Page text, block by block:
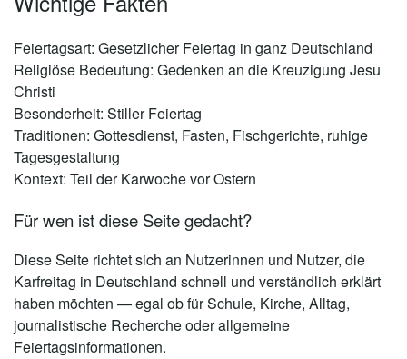
Feiertagsart: Gesetzlicher Feiertag in ganz Deutschland
Religiöse Bedeutung: Gedenken an die Kreuzigung Jesu
Christi
Besonderheit: Stiller Feiertag
Traditionen: Gottesdienst, Fasten, Fischgerichte, ruhige
Tagesgestaltung
Kontext: Teil der Karwoche vor Ostern
Für wen ist diese Seite gedacht?
Diese Seite richtet sich an Nutzerinnen und Nutzer, die
Karfreitag in Deutschland schnell und verständlich erklärt
haben möchten — egal ob für Schule, Kirche, Alltag,
journalistische Recherche oder allgemeine
Feiertagsinformationen.